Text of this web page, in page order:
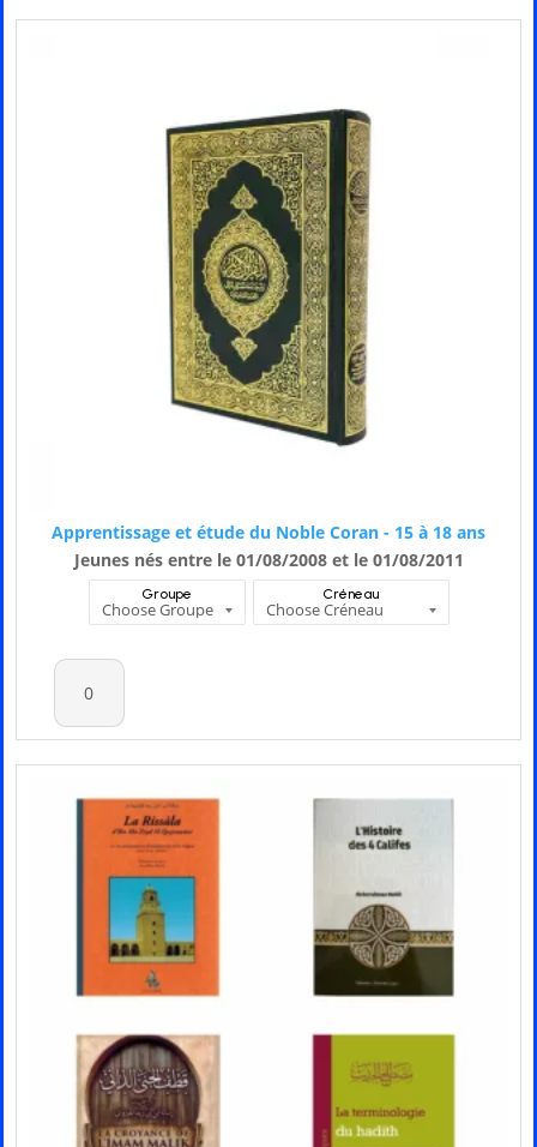
Apprentissage et étude du Noble Coran - 15 à 18 ans
Jeunes nés entre le 01/08/2008 et le 01/08/2011
Groupe Créneau